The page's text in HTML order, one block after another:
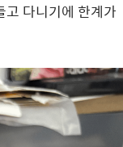
다니기에 한계가